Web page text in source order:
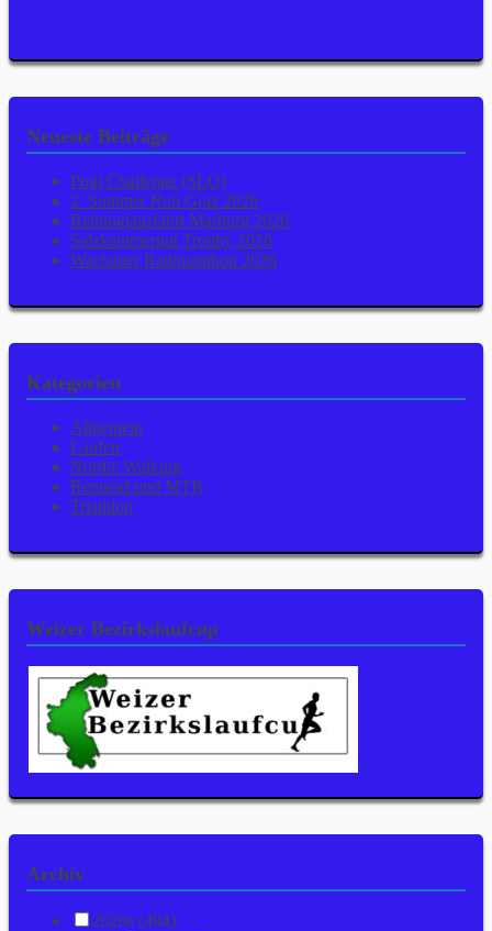
Neueste Beiträge
Pogi Challenge (SLO)
2. Summer Run Graz 2026
Rennradausfahrt Marburg 2026
Salzkammergut Trophy 2026
Wachauer Radmarathon 2026
Kategorien
Allgemein
Laufen
Nordic Walking
Rennrad und MTB
Triathlon
Weizer Bezirkslaufcup
Archiv
2020s (494)